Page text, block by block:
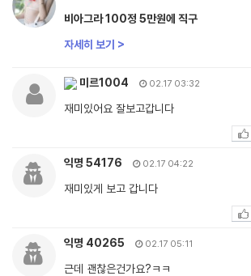
비아그라 100정 5만원에 직구
자세히 보기 >
미르1004 02.17 03:32
재미있어요 잘보고갑니다
익명 54176 02.17 04:22
재미있게 보고 갑니다
익명 40265 02.17 05:11
근데 괜찮은건가요?ㅋㅋ